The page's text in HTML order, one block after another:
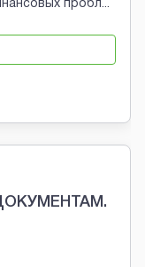
пробл...